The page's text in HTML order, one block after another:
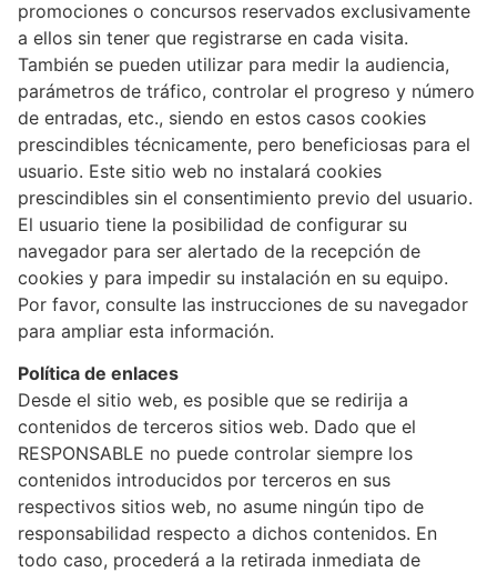
promociones o concursos reservados exclusivamente
a ellos sin tener que registrarse en cada visita.
También se pueden utilizar para medir la audiencia,
parámetros de tráfico, controlar el progreso y número
de entradas, etc., siendo en estos casos cookies
prescindibles técnicamente, pero beneficiosas para el
usuario. Este sitio web no instalará cookies
prescindibles sin el consentimiento previo del usuario.
El usuario tiene la posibilidad de configurar su
navegador para ser alertado de la recepción de
cookies y para impedir su instalación en su equipo.
Por favor, consulte las instrucciones de su navegador
para ampliar esta información.
Política de enlaces
Desde el sitio web, es posible que se redirija a
contenidos de terceros sitios web. Dado que el
RESPONSABLE no puede controlar siempre los
contenidos introducidos por terceros en sus
respectivos sitios web, no asume ningún tipo de
responsabilidad respecto a dichos contenidos. En
todo caso, procederá a la retirada inmediata de